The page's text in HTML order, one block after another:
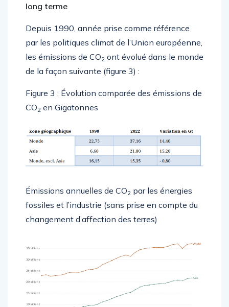
long terme
Depuis 1990, année prise comme référence
par les politiques climat de l’Union européenne,
les émissions de CO2 ont évolué dans le monde
de la façon suivante (figure 3) :
Figure 3 : Évolution comparée des émissions de
CO2 en Gigatonnes
Émissions annuelles de CO2 par les énergies
fossiles et l’industrie (sans prise en compte du
changement d’affection des terres)